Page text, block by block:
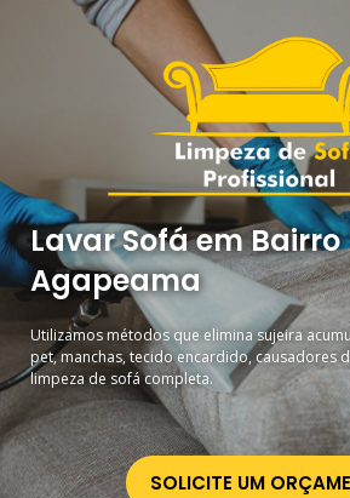
Lavar Sofá em Bairro
Agapeama
Utilizamos métodos que elimina sujeira
pet, manchas, tecido encardido, causadores
limpeza de sofá completa.
SOLICITE UM